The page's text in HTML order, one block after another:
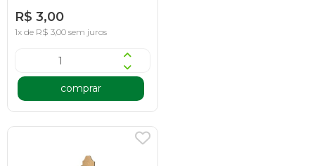
R$ 3,00
1x de R$ 3,00 sem juros
comprar